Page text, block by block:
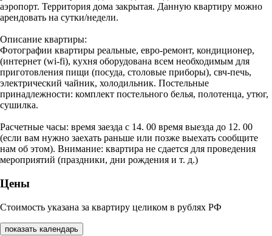
аэропорт. Территория дома закрытая. Данную квартиру можно
арендовать на сутки/недели.
Описание квартиры:
Фотографии квартиры реальные, евро-ремонт, кондиционер,
(интернет (wi-fi), кухня оборудована всем необходимым для
приготовления пищи (посуда, столовые приборы), свч-печь,
электрический чайник, холодильник. Постельные
принадлежности: комплект постельного белья, полотенца, утюг,
сушилка.
Расчетные часы: время заезда с 14. 00 время выезда до 12. 00
(если вам нужно заехать раньше или позже выехать сообщите
нам об этом). Внимание: квартира не сдается для проведения
мероприятий (праздники, дни рождения и т. д.)
Цены
Стоимость указана за квартиру целиком в рублях РФ
показать календарь